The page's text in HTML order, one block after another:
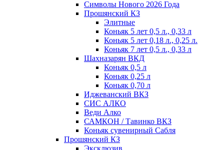
Символы Нового 2026 Года
Прошянский КЗ
Элитные
Коньяк 5 лет 0,5 л., 0,33 л
Коньяк 5 лет 0,18 л., 0,25 л.
Коньяк 7 лет 0,5 л., 0,33 л
Шахназарян ВКД
Коньяк 0,5 л
Коньяк 0,25 л
Коньяк 0,70 л
Иджеванский ВКЗ
СИС АЛКО
Веди Алко
САМКОН / Тавинко ВКЗ
Коньяк сувенирный Сабля
Прошянский КЗ
Эксклюзив